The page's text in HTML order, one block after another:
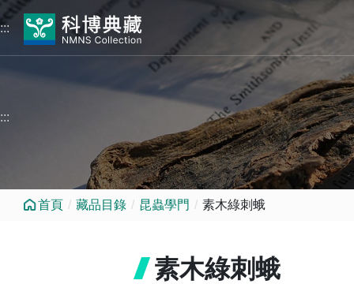
跳到中央內容區塊
:::
:::
首頁 藏品目錄 昆蟲學門 素木綠刺蛾
素木綠刺蛾